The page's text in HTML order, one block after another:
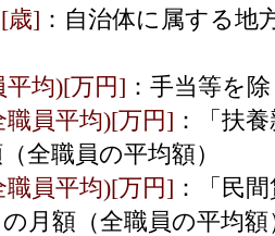
歳] ：自治体に属する地
平均)[万円] ：手当等を
職員平均)[万円] ：「扶
全職員の平均額）
職員平均)[万円] ：「民
月額（全職員の平均額